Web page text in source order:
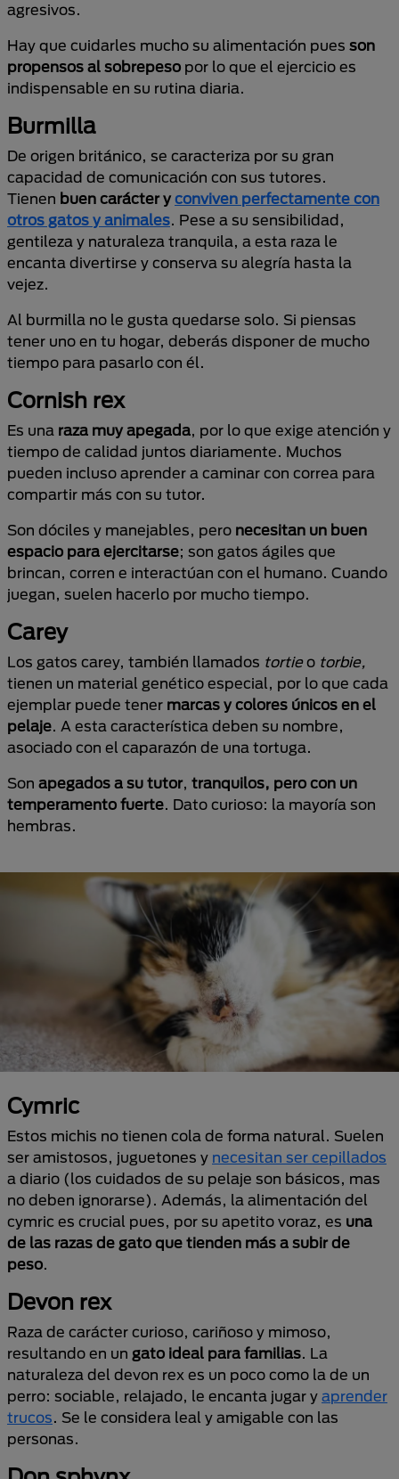
agresivos.
Hay que cuidarles mucho su alimentación pues son
propensos al sobrepeso por lo que el ejercicio es
indispensable en su rutina diaria.
Burmilla
De origen británico, se caracteriza por su gran
capacidad de comunicación con sus tutores.
Tienen buen carácter y conviven perfectamente con
otros gatos y animales. Pese a su sensibilidad,
gentileza y naturaleza tranquila, a esta raza le
encanta divertirse y conserva su alegría hasta la
vejez.
Al burmilla no le gusta quedarse solo. Si piensas
tener uno en tu hogar, deberás disponer de mucho
tiempo para pasarlo con él.
Cornish rex
Es una raza muy apegada, por lo que exige atención y
tiempo de calidad juntos diariamente. Muchos
pueden incluso aprender a caminar con correa para
compartir más con su tutor.
Son dóciles y manejables, pero necesitan un buen
espacio para ejercitarse; son gatos ágiles que
brincan, corren e interactúan con el humano. Cuando
juegan, suelen hacerlo por mucho tiempo.
Carey
Los gatos carey, también llamados tortieo torbie,
tienen un material genético especial, por lo que cada
ejemplar puede tener marcas y colores únicos en el
pelaje. A esta característica deben su nombre,
asociado con el caparazón de una tortuga.
Son apegados a su tutor, tranquilos, pero con un
temperamento fuerte. Dato curioso: la mayoría son
hembras.
Cymric
Estos michis no tienen cola de forma natural. Suelen
ser amistosos, juguetones y necesitan ser cepillados
a diario (los cuidados de su pelaje son básicos, mas
no deben ignorarse). Además, la alimentación del
cymric es crucial pues, por su apetito voraz, es una
de las razas de gato que tienden más a subir de
peso.
Devon rex
Raza de carácter curioso, cariñoso y mimoso,
resultando en un gato ideal para familias. La
naturaleza del devon rex es un poco como la de un
perro: sociable, relajado, le encanta jugar y aprender
trucos. Se le considera leal y amigable con las
personas.